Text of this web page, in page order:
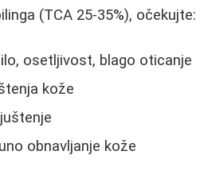
(TCA 25-35%), očekujte:
osetljivost, blago oticanje
kože
obnavljanje kože